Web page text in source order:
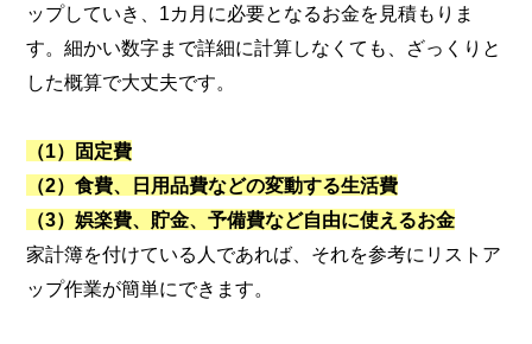
ップしていき、1カ月に必要となるお金を見積もりま
す。細かい数字まで詳細に計算しなくても、ざっくりと
した概算で大丈夫です。
（1）固定費
（2）食費、日用品費などの変動する生活費
（3）娯楽費、貯金、予備費など自由に使えるお金
家計簿を付けている人であれば、それを参考にリストア
ップ作業が簡単にできます。